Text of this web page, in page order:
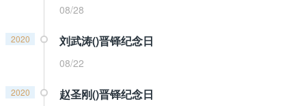
08/28
2020 刘武涛()晋铎纪念日
08/22
2020 赵圣刚()晋铎纪念日